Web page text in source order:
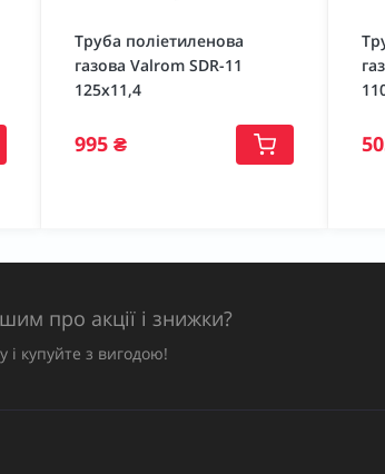
Труба поліетиленова
газова Valrom SDR-11
125х11,4
995 ₴
про акції і знижки?
і купуйте з вигодою!